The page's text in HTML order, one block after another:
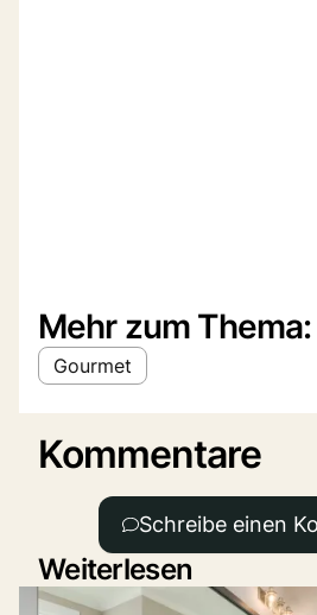
Mehr zum Thema:
Gourmet
Kommentare
Schreibe einen
Weiterlesen